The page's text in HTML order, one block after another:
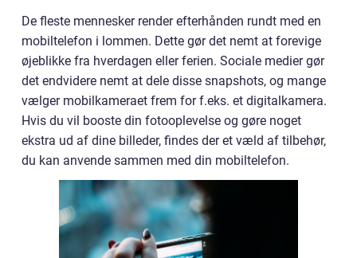
De fleste mennesker render efterhånden rundt med en
mobiltelefon i lommen. Dette gør det nemt at forevige
øjeblikke fra hverdagen eller ferien. Sociale medier gør
det endvidere nemt at dele disse snapshots, og mange
vælger mobilkameraet frem for f.eks. et digitalkamera.
Hvis du vil booste din fotooplevelse og gøre noget
ekstra ud af dine billeder, findes der et væld af tilbehør,
du kan anvende sammen med din mobiltelefon.